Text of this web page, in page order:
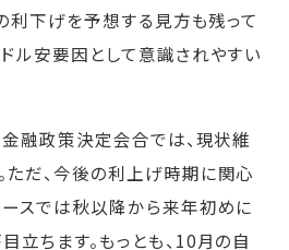
利下げを予想する見方も残って
ル安要因として意識されやすい
融政策決定会合では、現状維
ただ、今後の利上げ時期に関心
ースでは秋以降から来年初めに
立ちます。もっとも、10月の自